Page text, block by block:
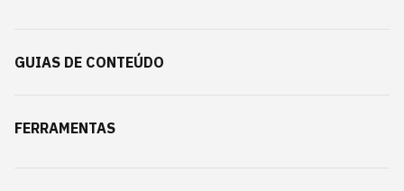
GUIAS DE CONTEÚDO
FERRAMENTAS